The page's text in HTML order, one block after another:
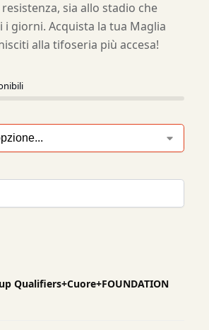
sia allo stadio che
i giorni. Acquista la tua Maglia
alla tifoseria più accesa!
Qualifiers+Cuore+FOUNDATION